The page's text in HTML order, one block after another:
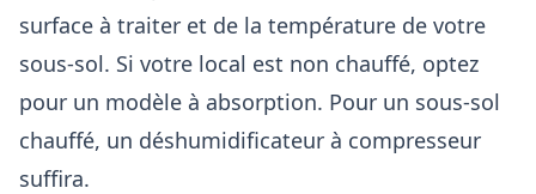
surface à traiter et de la température de votre
sous-sol. Si votre local est non chauffé, optez
pour un modèle à absorption. Pour un sous-sol
chauffé, un déshumidificateur à compresseur
suffira.